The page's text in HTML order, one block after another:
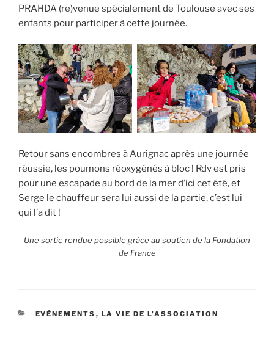
PRAHDA (re)venue spécialement de Toulouse avec ses
enfants pour participer à cette journée.
Retour sans encombres à Aurignac après une journée
réussie, les poumons réoxygénés à bloc ! Rdv est pris
pour une escapade au bord de la mer d’ici cet été, et
Serge le chauffeur sera lui aussi de la partie, c’est lui
qui l’a dit !
Une sortie rendue possible grâce au soutien de la Fondation
de France
EVÉNEMENTS , LA VIE DE L'ASSOCIATION